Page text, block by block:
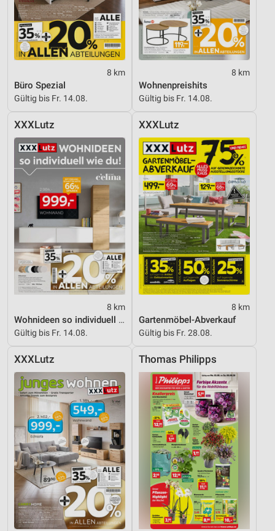
8 km
Büro Spezial
Gültig bis Fr. 14.08.
8 km
Wohnenpreishits
Gültig bis Fr. 14.08.
XXXLutz
8 km
Wohnideen so individuell wie du!
Gültig bis Fr. 14.08.
XXXLutz
8 km
Gartenmöbel-Abverkauf
Gültig bis Fr. 28.08.
XXXLutz Thomas Philipps